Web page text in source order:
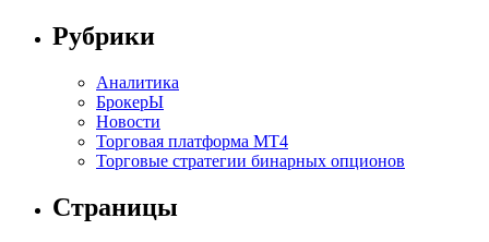
Рубрики
Аналитика
БрокерЫ
Новости
Торговая платформа МТ4
Торговые стратегии бинарных опционов
Страницы